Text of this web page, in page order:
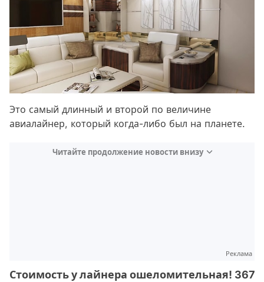
Это самый длинный и второй по величине
авиалайнер, который когда-либо был на планете.
Читайте продолжение новости внизу
Реклама
Стоимость у лайнера ошеломительная! 367